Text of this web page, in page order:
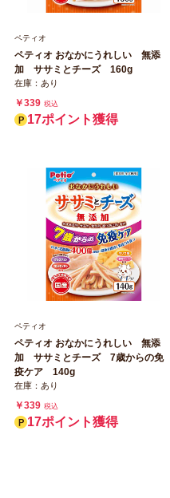
ペティオ
ペティオ おなかにうれしい 無添
加 ササミとチーズ 160g
在庫：あり
￥339 税込
17ポイント獲得
ペティオ
ペティオ おなかにうれしい 無添
加 ササミとチーズ 7歳からの免
疫ケア 140g
在庫：あり
￥339 税込
17ポイント獲得